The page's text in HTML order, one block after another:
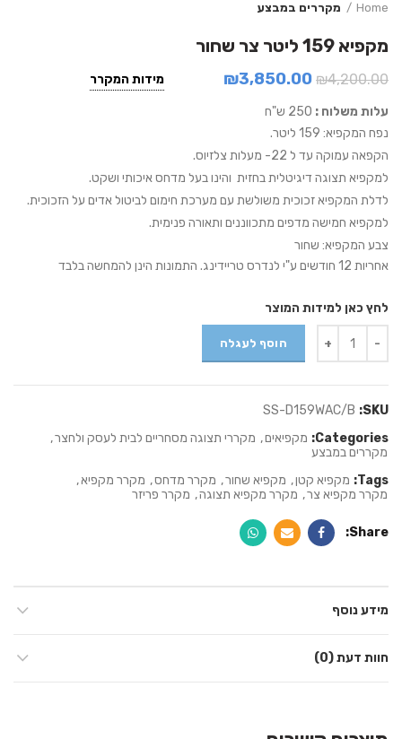
Home מקררים במבצע
מקפיא 159 ליטר צר שחור
מידות המקרר ₪4,200.00
₪3,850.00
עלות משלוח : 250 ש"ח
נפח המקפיא: 159 ליטר.
הקפאה עמוקה עד ל 22- מעלות צלזיוס.
למקפיא תצוגה דיגיטלית בחזית והינו בעל מדחס איכותי ושקט.
לדלת המקפיא זכוכית משולשת עם מערכת חימום לביטול אדים על הזכוכית.
למקפיא חמישה מדפים מתכווננים ותאורה פנימית.
צבע המקפיא: שחור
אחריות 12 חודשים ע"י לנדרס טריידינג. התמונות הינן להמחשה בלבד
לחץ כאן למידות המוצר
הוסף לעגלה
SKU:
SS-D159WAC/B
Categories: מקפיאים, מקררי תצוגה מסחריים לבית לעסק ולחצר,
מקררים במבצע
Tags: מקפיא קטן, מקפיא שחור, מקרר מדחס, מקרר מקפיא,
מקרר מקפיא צר, מקרר מקפיא תצוגה, מקרר פריזר
Share
מידע נוסף
חוות דעת (0)